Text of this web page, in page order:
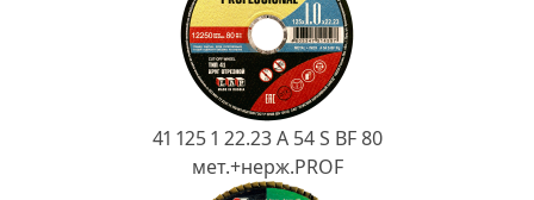
41 125 1 22.23 A 54 S BF 80
мет.+нерж.PROF